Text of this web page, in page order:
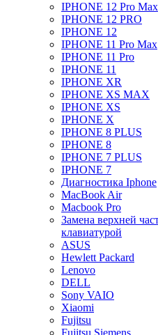
IPHONE 12 Pro Max
IPHONE 12 PRO
IPHONE 12
IPHONE 11 Pro Max
IPHONE 11 Pro
IPHONE 11
IPHONE XR
IPHONE XS MAX
IPHONE XS
IPHONE X
IPHONE 8 PLUS
IPHONE 8
IPHONE 7 PLUS
IPHONE 7
Диагностика Iphone
MacBook Air
Macbook Pro
Замена верхней
клавиатурой
ASUS
Hewlett Packard
Lenovo
DELL
Sony VAIO
Xiaomi
Fujitsu
Fujitsu Siemens